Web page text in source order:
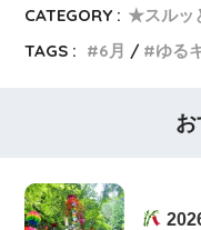
CATEGORY : ★スルッ
TAGS :
6月 ゆる